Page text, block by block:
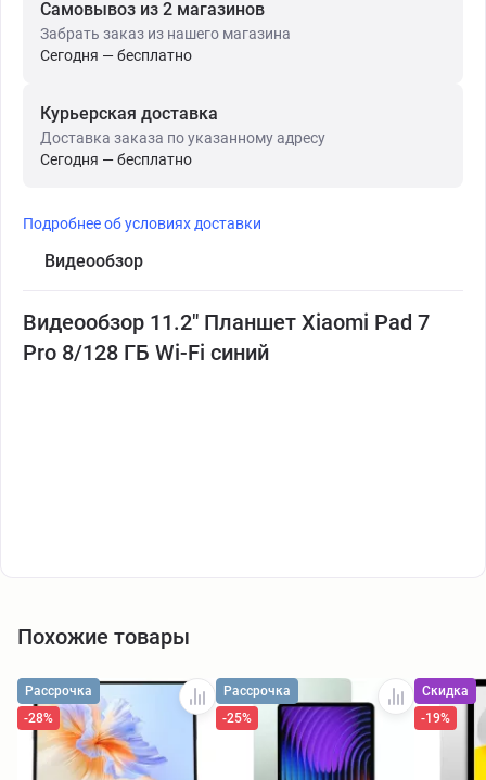
Самовывоз из 2 магазинов
Забрать заказ из нашего магазина
Сегодня — бесплатно
Курьерская доставка
Доставка заказа по указанному адресу
Сегодня — бесплатно
Подробнее об условиях доставки
Видеообзор
Видеообзор 11.2" Планшет Xiaomi Pad 7
Pro 8/128 ГБ Wi-Fi синий
Похожие товары
Рассрочка
-28%
Рассрочка
-25%
Скидка
-19%